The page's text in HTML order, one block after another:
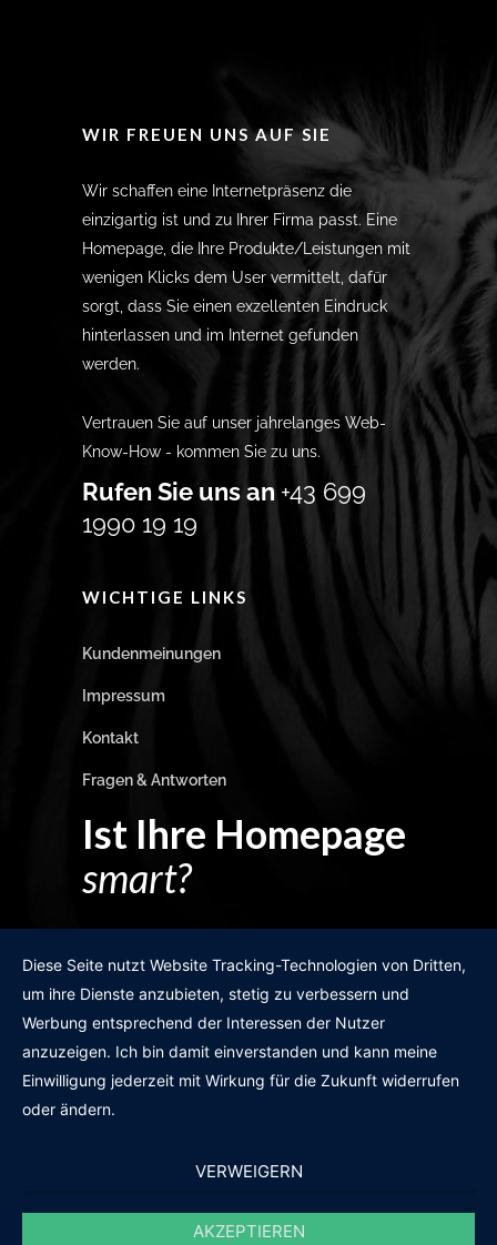
WIR FREUEN UNS AUF SIE
Wir schaffen eine Internetpräsenz die
einzigartig ist und zu Ihrer Firma passt. Eine
Homepage, die Ihre Produkte/Leistungen mit
wenigen Klicks dem User vermittelt, dafür
sorgt, dass Sie einen exzellenten Eindruck
hinterlassen und im Internet gefunden
werden.
Vertrauen Sie auf unser jahrelanges Web-
Know-How - kommen Sie zu uns.
Rufen Sie uns an +43 699
1990 19 19
WICHTIGE LINKS
Kundenmeinungen
Impressum
Kontakt
Fragen & Antworten
Ist Ihre Homepage
smart?
GRATIS WEBSITE-CHECK
des19n.at|iwant@des19n.at
Diese Seite nutzt Website Tracking-Technologien von Dritten,
um ihre Dienste anzubieten, stetig zu verbessern und
Werbung entsprechend der Interessen der Nutzer
anzuzeigen. Ich bin damit einverstanden und kann meine
Einwilligung jederzeit mit Wirkung für die Zukunft widerrufen
oder ändern.
VERWEIGERN
AKZEPTIEREN